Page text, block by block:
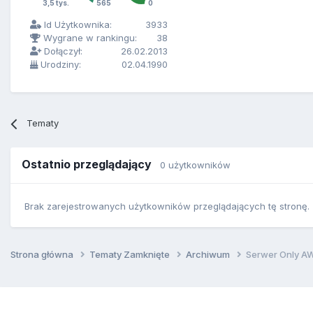
3,5 tys. 565 0
Id Użytkownika:
3933
Wygrane w rankingu:
38
Dołączył:
26.02.2013
Urodziny:
02.04.1990
Tematy
Ostatnio przeglądający 0 użytkowników
Brak zarejestrowanych użytkowników przeglądających tę stronę.
Strona główna Tematy Zamknięte Archiwum Serwer Only